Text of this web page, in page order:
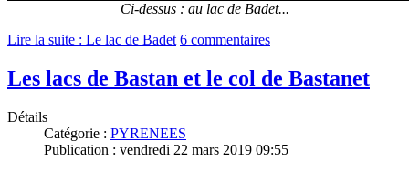
Ci-dessus : au lac de Badet...
Lire la suite : Le lac de Badet 6 commentaires
Les lacs de Bastan et le col de Bastanet
Détails
Catégorie : PYRENEES
Publication : vendredi 22 mars 2019 09:55